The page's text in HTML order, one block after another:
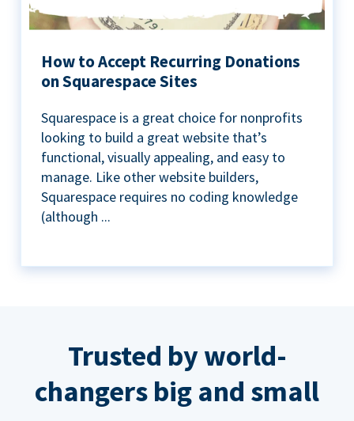
How to Accept Recurring Donations
on Squarespace Sites
Squarespace is a great choice for nonprofits
looking to build a great website that’s
functional, visually appealing, and easy to
manage. Like other website builders,
Squarespace requires no coding knowledge
(although ...
Trusted by world-
changers big and small